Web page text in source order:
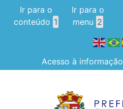
Ir para o
conteúdo 1
Ir para o
menu 2
Acesso à informação